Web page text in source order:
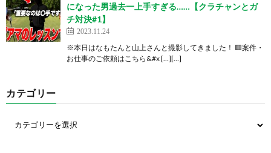
になった男過去一上手すぎる……【クラチャンとガ
チ対決#1】
2023.11.24
※本日はなもたんと山上さんと撮影してきました！ 🟥案件・
お仕事のご依頼はこちら&#x […][…]
カテゴリー